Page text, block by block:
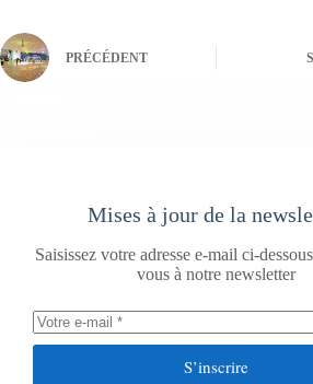
PRÉCÉDENT
Mises à jour de la
Saisissez votre adresse e-mail ci-
vous à notre newsletter
S’inscrire